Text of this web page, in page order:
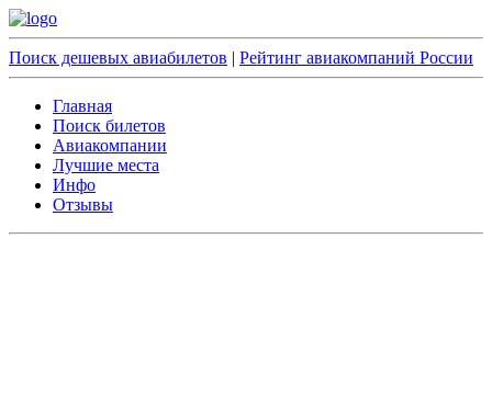
Поиск дешевых авиабилетов | Рейтинг авиакомпаний России
Главная
Поиск билетов
Авиакомпании
Лучшие места
Инфо
Отзывы